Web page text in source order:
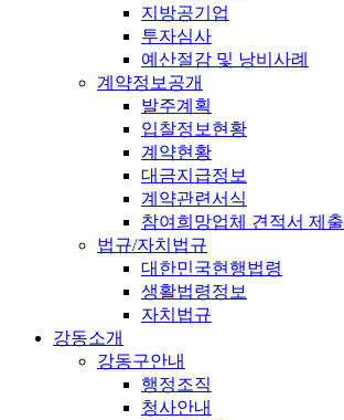
지방공기업
투자심사
예산절감 및 낭비사례
계약정보공개
발주계획
입찰정보현황
계약현황
대금지급정보
계약관련서식
참여희망업체 견적서 제출
법규/자치법규
대한민국현행법령
생활법령정보
자치법규
강동소개
강동구안내
행정조직
청사안내